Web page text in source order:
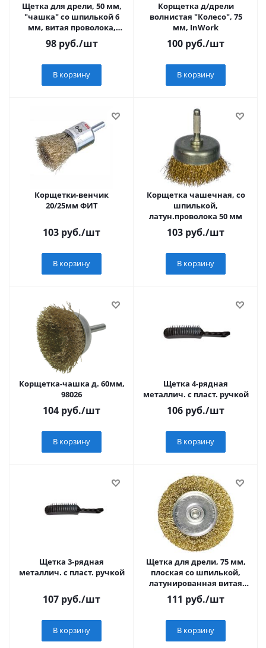
Щетка для дрели, 50 мм,
"чашка" со шпилькой 6
мм, витая проволока,
0,3мм// Сибртех
98руб./шт
В корзину
Корщетка д/дрели
волнистая "Колесо", 75
мм, InWork
100 руб./шт
В корзину
Корщетки-венчик
20/25мм ФИТ
103 руб./шт
В корзину
Корщетка чашечная, со
шпилькой,
латун.проволока 50 мм
103 руб./шт
В корзину
Корщетка-чашка д. 60мм,
98026
104 руб./шт
В корзину
Щетка 4-рядная
металлич. с пласт. ручкой
106 руб./шт
В корзину
Щетка 3-рядная
металлич. с пласт. ручкой
107 руб./шт
В корзину
Щетка для дрели, 75 мм,
плоская со шпилькой,
латунированная витая
проволока// Matrix
111 руб./шт
В корзину